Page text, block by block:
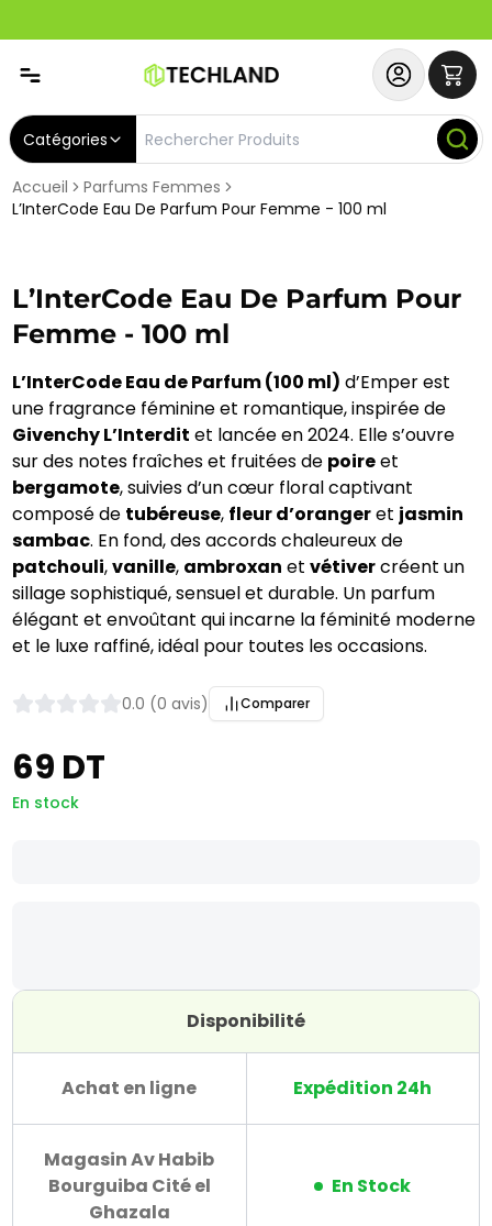
Catégories
Accueil
Parfums Femmes
L’InterCode Eau De Parfum Pour Femme - 100 ml
L’InterCode Eau De Parfum Pour
Femme - 100 ml
L’InterCode Eau de Parfum (100 ml) d’Emper est
une fragrance féminine et romantique, inspirée de
Givenchy L’Interdit et lancée en 2024. Elle s’ouvre
sur des notes fraîches et fruitées de poireet
bergamote, suivies d’un cœur floral captivant
composé de tubéreuse, fleur d’orangeret jasmin
sambac. En fond, des accords chaleureux de
patchouli,vanille, ambroxan etvétivercréent un
sillage sophistiqué, sensuel et durable. Un parfum
élégant et envoûtant qui incarne la féminité moderne
et le luxe raffiné, idéal pour toutes les occasions.
0.0 (0 avis) Comparer
69 DT
En stock
Disponibilité
Achat en ligne Expédition 24h
Magasin Av Habib
Bourguiba Cité el
Ghazala
En Stock